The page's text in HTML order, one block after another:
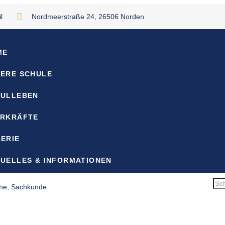
Nordmeerstraße 24, 26506 Norden
SCHULE
& INFORMATIONEN
Sachkunde